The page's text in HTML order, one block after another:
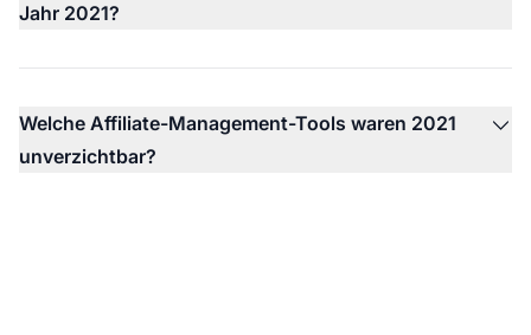
Jahr 2021?
Welche Affiliate-Management-Tools waren 2021
unverzichtbar?